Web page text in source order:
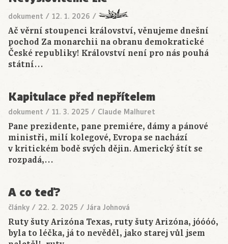
dokument / 12. 1. 2026 /
Ač věrní stoupenci království, věnujeme dnešní
pochod Za monarchii na obranu demokratické
České republiky! Království není pro nás pouhá
státní…
Kapitulace před nepřítelem
dokument / 11. 3. 2025 / Claude Malhuret
Pane prezidente, pane premiére, dámy a pánové
ministři, milí kolegové, Evropa se nachází
v kritickém bodě svých dějin. Americký štít se
rozpadá,…
A co teď?
články / 22. 2. 2025 / Jára Johnová
Ruty šuty Arizóna Texas, ruty šuty Arizóna, jóóóó,
byla to léčka, já to nevěděl, jako starej vůl jsem